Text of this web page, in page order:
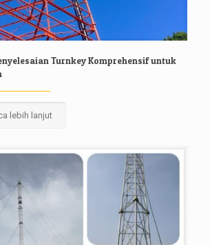
Turnkey Komprehensif untuk
lebih lanjut